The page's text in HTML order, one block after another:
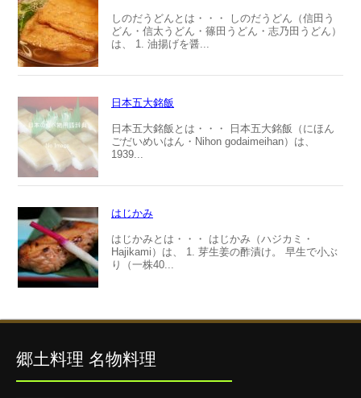
しのだうどんとは・・・ しのだうどん（信田う
どん・信太うどん・篠田うどん・志乃田うどん）
は、 1. 油揚げを醤...
日本五大銘飯
日本五大銘飯とは・・・ 日本五大銘飯（にほん
ごだいめいはん・Nihon godaimeihan）は、
1939...
はじかみ
はじかみとは・・・ はじかみ（ハジカミ・
Hajikami）は、 1. 芽生姜の酢漬け。 早生で小ぶ
り（一株40...
郷土料理 名物料理